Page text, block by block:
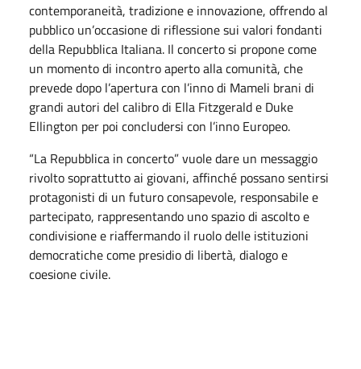
contemporaneità, tradizione e innovazione, offrendo al
pubblico un’occasione di riflessione sui valori fondanti
della Repubblica Italiana. Il concerto si propone come
un momento di incontro aperto alla comunità, che
prevede dopo l’apertura con l’inno di Mameli brani di
grandi autori del calibro di Ella Fitzgerald e Duke
Ellington per poi concludersi con l’inno Europeo.
“La Repubblica in concerto” vuole dare un messaggio
rivolto soprattutto ai giovani, affinché possano sentirsi
protagonisti di un futuro consapevole, responsabile e
partecipato, rappresentando uno spazio di ascolto e
condivisione e riaffermando il ruolo delle istituzioni
democratiche come presidio di libertà, dialogo e
coesione civile.